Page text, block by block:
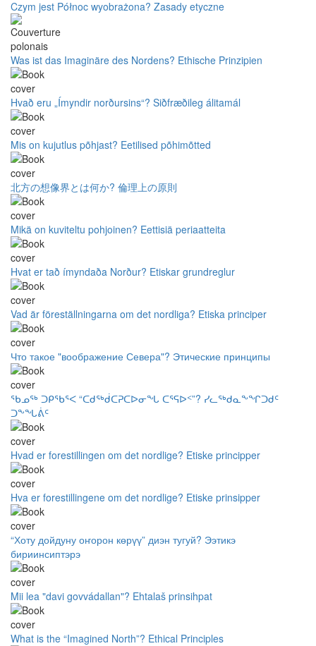
Czym jest Północ wyobrażona? Zasady etyczne
Was ist das Imaginäre des Nordens? Ethische Prinzipien
Hvað eru „Ímyndir norðursins“? Siðfræðileg álitamál
Mis on kujutlus põhjast? Eetilised põhimõtted
北方の想像界とは何か? 倫理上の原則
Mikä on kuviteltu pohjoinen? Eettisiä periaatteita
Hvat er tað ímyndaða Norður? Etiskar grundreglur
Vad är föreställningarna om det nordliga? Etiska principer
Что такое "воображение Севера"? Этические принципы
ᖃᓄᖅ ᑐᑭᖃᕐᐸ “ᑕᑯᖅᑰᑕᕈᑕᐅᓂᖓ ᑕᕐᕋᐅᑉ”? ᓯᓚᖅᑯᓇᖕᖏᑐᑯᑦ
ᑐᖕᖓᕖᑦ
Hvad er forestillingen om det nordlige? Etiske principper
Hva er forestillingene om det nordlige? Etiske prinsipper
“Хоту дойдуну оҥорон көрүү” диэн тугуй? Ээтикэ
бириинсиптэрэ
Mii lea "davi govvádallan"? Ehtalaš prinsihpat
What is the “Imagined North”? Ethical Principles